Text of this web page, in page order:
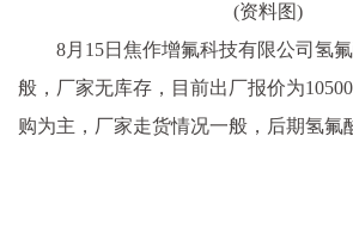
(资料图)
8月15日焦作增氟科技有限公司氢
般，厂家无库存，目前出厂报价为
购为主，厂家走货情况一般，后期氢氟